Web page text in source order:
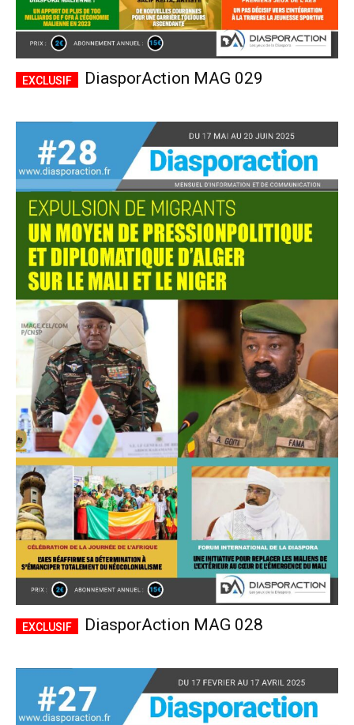
DiasporAction MAG 029
DiasporAction MAG 028